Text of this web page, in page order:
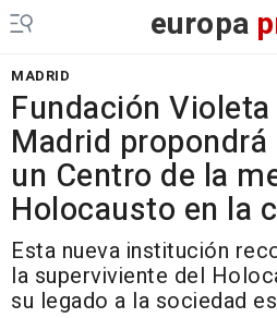
europa
MADRID
Fundación
Madrid
un Centro de la
Holocausto en la
Esta nueva institución
la superviviente del
su legado a la sociedad